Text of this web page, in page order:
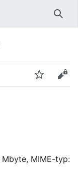
Sök
Bevaka Redigera
MIME-typ: